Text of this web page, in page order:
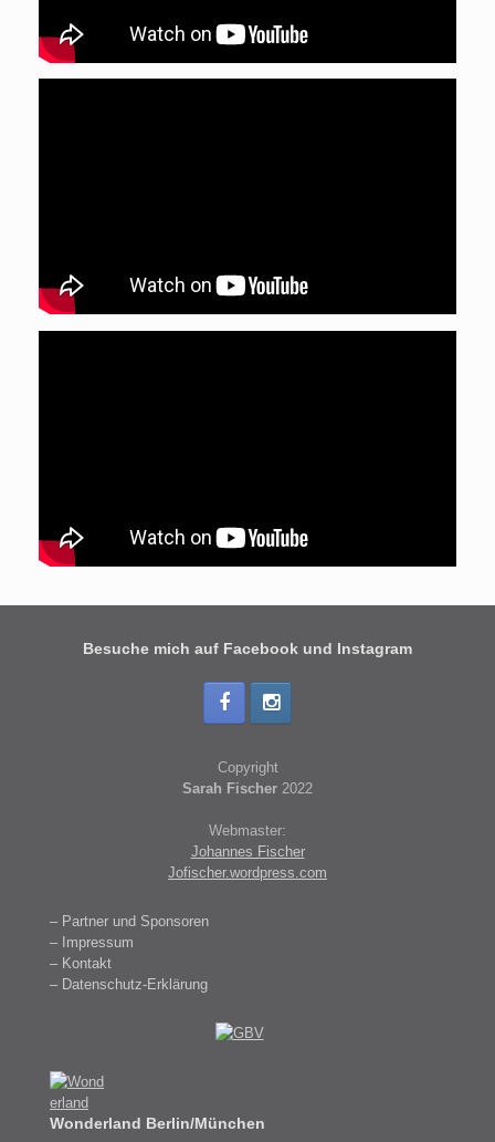
Besuche mich auf Facebook und Instagram
Copyright
Sarah Fischer 2022
Webmaster:
Johannes Fischer
Jofischer.wordpress.com
– Partner und Sponsoren
– Impressum
– Kontakt
– Datenschutz-Erklärung
Wonderland Berlin/München